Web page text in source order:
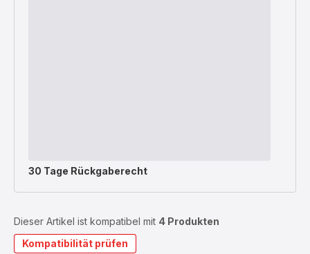
30 Tage Rückgaberecht
Dieser Artikel ist kompatibel mit 4 Produkten
Kompatibilität prüfen